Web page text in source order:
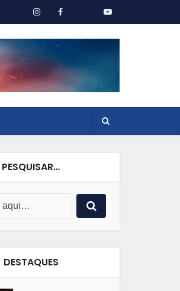
PESQUISAR…
DESTAQUES